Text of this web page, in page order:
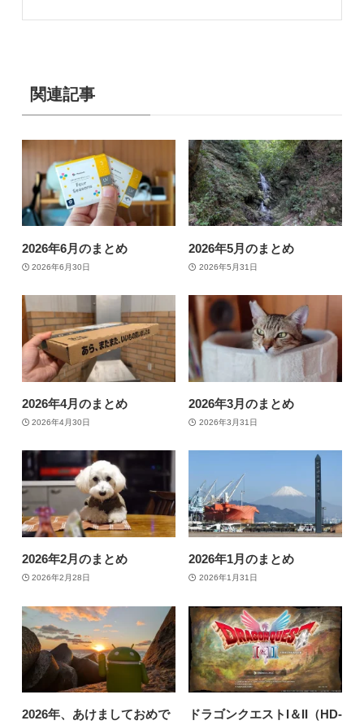
関連記事
2026年6月のまとめ
2026年6月30日
2026年5月のまとめ
2026年5月31日
2026年4月のまとめ
2026年4月30日
2026年3月のまとめ
2026年3月31日
2026年2月のまとめ
2026年2月28日
2026年1月のまとめ
2026年1月31日
2026年、あけましておめで
ドラゴンクエストI＆II（HD-